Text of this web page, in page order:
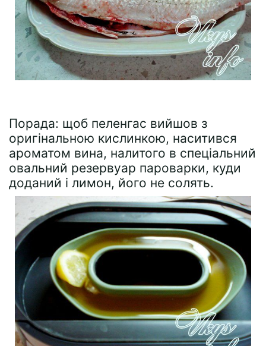
Порада: щоб пеленгас вийшов з
оригінальною кислинкою, наситився
ароматом вина, налитого в спеціальний
овальний резервуар пароварки, куди
доданий і лимон, його не солять.